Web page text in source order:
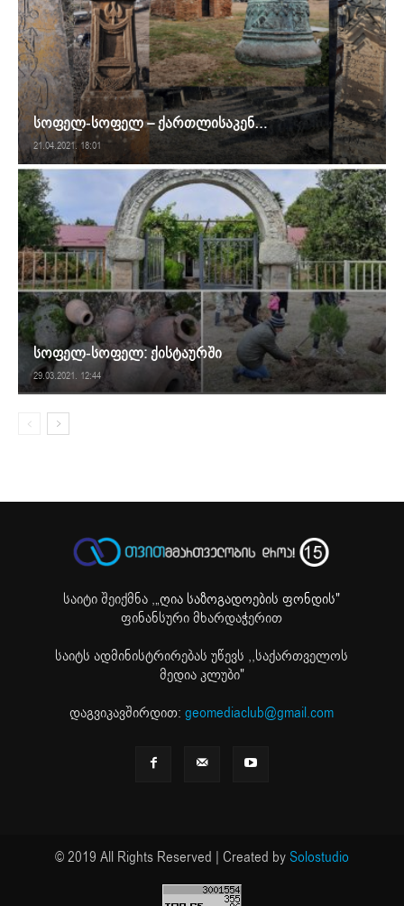
სოფელ-სოფელ – ქართლისაკენ…
21.04.2021. 18:01
სოფელ-სოფელ: ქისტაურში
29.03.2021. 12:44
საიტი შეიქმნა ,„ღია საზოგადოების ფონდის"
ფინანსური მხარდაჭერით
საიტს ადმინისტრირებას უწევს ,,საქართველოს
მედია კლუბი"
დაგვიკავშირდით:geomediaclub@gmail.com
© 2019 All Rights Reserved | Created bySolostudio